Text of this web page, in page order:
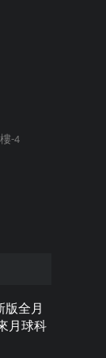
-4
版全月
月球科